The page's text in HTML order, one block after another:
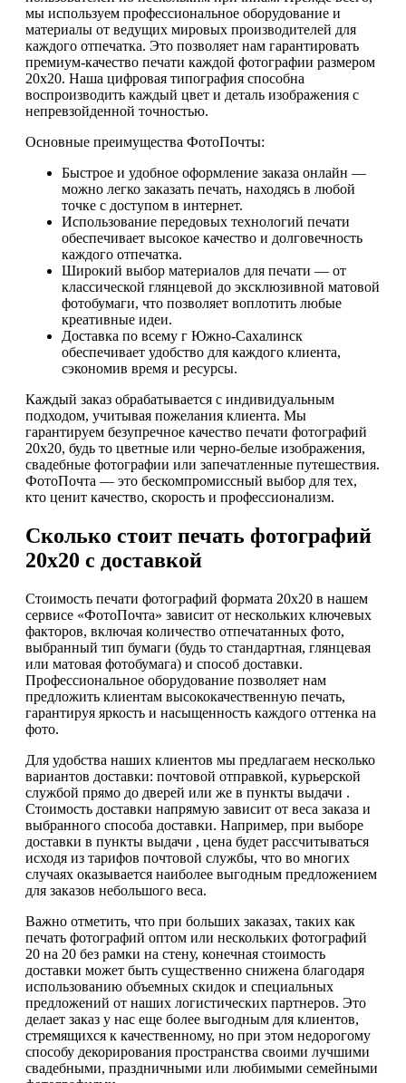
мы используем профессиональное оборудование и
материалы от ведущих мировых производителей для
каждого отпечатка. Это позволяет нам гарантировать
премиум-качество печати каждой фотографии размером
20х20. Наша цифровая типография способна
воспроизводить каждый цвет и деталь изображения с
непревзойденной точностью.
Основные преимущества ФотоПочты:
Быстрое и удобное оформление заказа онлайн —
можно легко заказать печать, находясь в любой
точке с доступом в интернет.
Использование передовых технологий печати
обеспечивает высокое качество и долговечность
каждого отпечатка.
Широкий выбор материалов для печати — от
классической глянцевой до эксклюзивной матовой
фотобумаги, что позволяет воплотить любые
креативные идеи.
Доставка по всему г Южно-Сахалинск
обеспечивает удобство для каждого клиента,
сэкономив время и ресурсы.
Каждый заказ обрабатывается с индивидуальным
подходом, учитывая пожелания клиента. Мы
гарантируем безупречное качество печати фотографий
20х20, будь то цветные или черно-белые изображения,
свадебные фотографии или запечатленные путешествия.
ФотоПочта — это бескомпромиссный выбор для тех,
кто ценит качество, скорость и профессионализм.
Сколько стоит печать фотографий
20х20 с доставкой
Стоимость печати фотографий формата 20х20 в нашем
сервисе «ФотоПочта» зависит от нескольких ключевых
факторов, включая количество отпечатанных фото,
выбранный тип бумаги (будь то стандартная, глянцевая
или матовая фотобумага) и способ доставки.
Профессиональное оборудование позволяет нам
предложить клиентам высококачественную печать,
гарантируя яркость и насыщенность каждого оттенка на
фото.
Для удобства наших клиентов мы предлагаем несколько
вариантов доставки: почтовой отправкой, курьерской
службой прямо до дверей или же в пункты выдачи .
Стоимость доставки напрямую зависит от веса заказа и
выбранного способа доставки. Например, при выборе
доставки в пункты выдачи , цена будет рассчитываться
исходя из тарифов почтовой службы, что во многих
случаях оказывается наиболее выгодным предложением
для заказов небольшого веса.
Важно отметить, что при больших заказах, таких как
печать фотографий оптом или нескольких фотографий
20 на 20 без рамки на стену, конечная стоимость
доставки может быть существенно снижена благодаря
использованию объемных скидок и специальных
предложений от наших логистических партнеров. Это
делает заказ у нас еще более выгодным для клиентов,
стремящихся к качественному, но при этом недорогому
способу декорирования пространства своими лучшими
свадебными, праздничными или любимыми семейными